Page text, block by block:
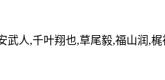
人,千叶翔也,草尾毅,福山润,